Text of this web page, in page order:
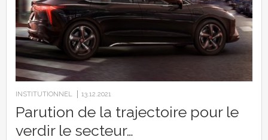
INSTITUTIONNEL 13.12.2021
Parution de la trajectoire pour le
verdir le secteur…